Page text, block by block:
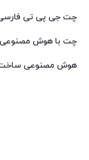
چت جی پی تی
چت با هوش
هوش مصنوعی